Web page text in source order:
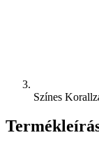
Színes